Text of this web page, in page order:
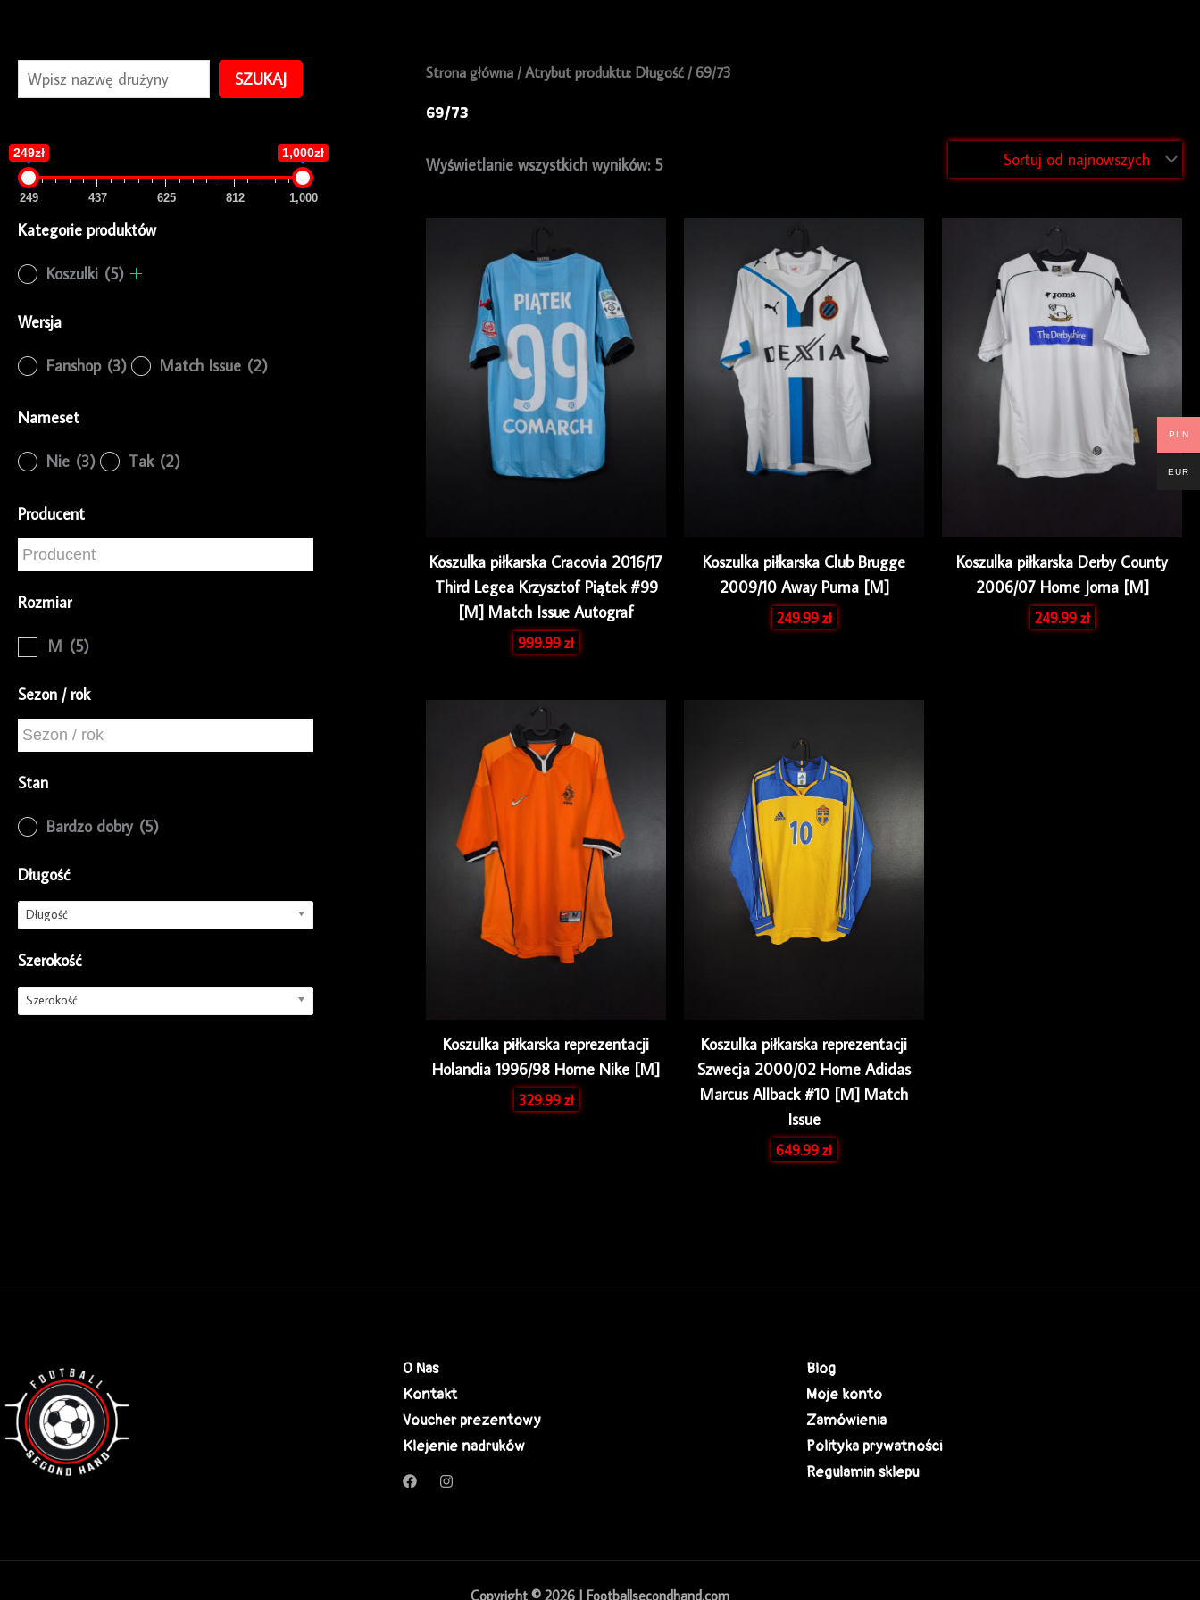
SZUKAJ
249zł 1,000zł
249 437 625 812 1,000
Kategorie produktów
Koszulki (5)
Wersja
Fanshop (3) Match Issue (2)
Nameset
Nie (3) Tak (2)
Producent
Rozmiar
M (5)
Sezon / rok
Stan
Bardzo dobry (5)
Długość
Długość
Szerokość
Szerokość
Strona główna / Atrybut produktu: Długość / 69/73
69/73
Wyświetlanie wszystkich wyników: 5
Koszulka piłkarska Cracovia 2016/17
Third Legea Krzysztof Piątek #99
[M] Match Issue Autograf
999.99zł
Koszulka piłkarska Club Brugge
2009/10 Away Puma [M]
249.99zł
Koszulka piłkarska Derby County
2006/07 Home Joma [M]
249.99zł
Koszulka piłkarska reprezentacji
Holandia 1996/98 Home Nike [M]
329.99zł
Koszulka piłkarska reprezentacji
Szwecja 2000/02 Home Adidas
Marcus Allback #10 [M] Match
Issue
649.99zł
O Nas
Kontakt
Voucher prezentowy
Klejenie nadruków
Blog
Moje konto
Zamówienia
Polityka prywatności
Regulamin sklepu
Copyright © 2026 | Footballsecondhand.com
PLN
EUR